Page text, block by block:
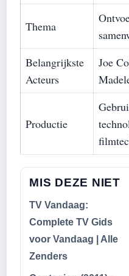
Thema
Belangrijkste
Acteurs
Joe
Productie
MIS DEZE NIET
TV Vandaag:
Complete TV Gids
voor Vandaag | Alle
Zenders